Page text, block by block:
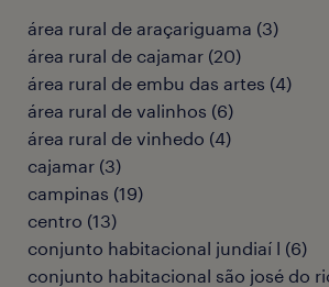
área rural de araçariguama (3)
área rural de cajamar (20)
área rural de embu das artes (4)
área rural de valinhos (6)
área rural de vinhedo (4)
cajamar (3)
campinas (19)
centro (13)
conjunto habitacional jundiaí l (6)
conjunto habitacional são josé do